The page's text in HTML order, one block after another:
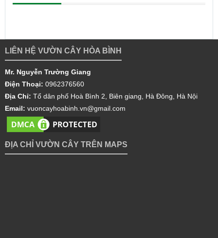
LIÊN HỆ VƯỜN CÂY HÒA BÌNH
Mr. Nguyễn Trường Giang
Điện Thoại: 0962376560
Địa Chỉ: Tổ dân phố Hoà Bình 2, Biên giang, Hà Đông, Hà Nội
Email: vuoncayhoabinh.vn@gmail.com
ĐỊA CHỈ VƯỜN CÂY TRÊN MAPS